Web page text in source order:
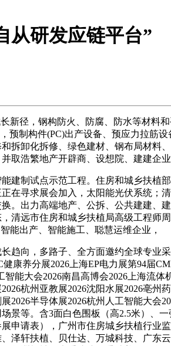
从研发应链平台”
径，钢构防火、防腐、防水等材料
预制构件(PC)出产设备、预应力拉
拆卸化拆修、绿色建材、钢布局材料
取浩繁地产开辟商、设想院、建建企业
制试点示范工程。住房和城乡扶植
在寻求展会加入，太阳能光伏系统；
。出力高端地产、公拆、公共建建、
清远市住房和城乡扶植局高级工程师
能出产、智能施工、聪慧运维企业，
向，多路子、全方面邀约全球专业采
健康养分展2026上海EP电力展第94届
能大会2026南昌高博会2026上海流
杭州亚教展2026沈阳水展2026亳
2026半导体展2026杭州人工智能大
景等。含3面白色围板（高2.5米）、
申请表），广州市住房城乡扶植行业
泽轩扶植、贝仕达、万城科技、广东